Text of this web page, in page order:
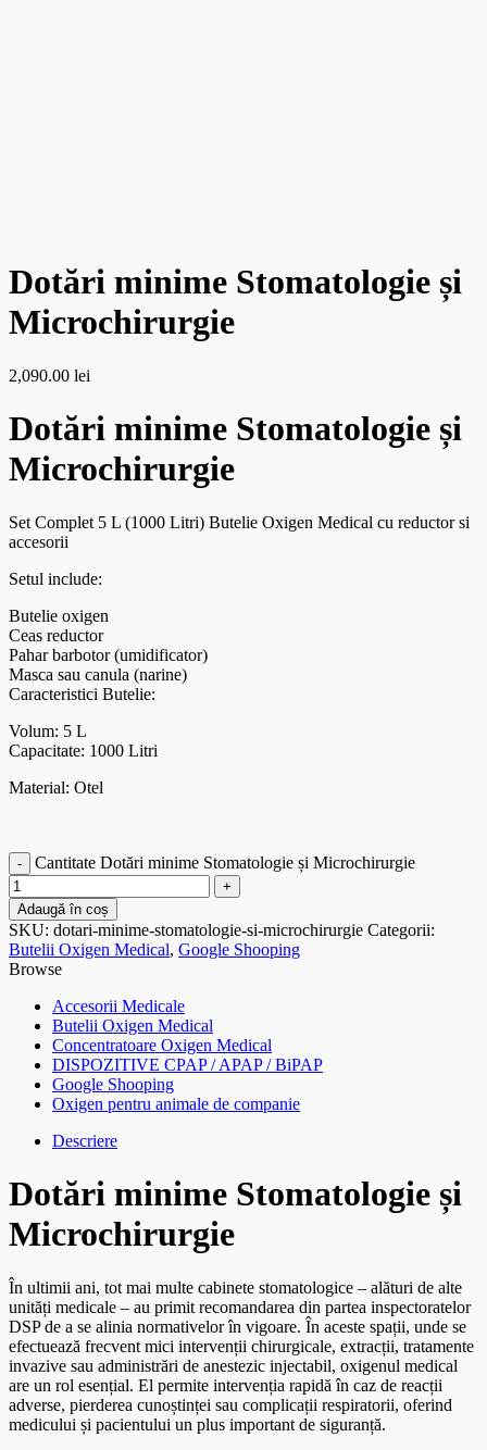
Dotări minime Stomatologie și
Microchirurgie
2,090.00 lei
Dotări minime Stomatologie și
Microchirurgie
Set Complet 5 L (1000 Litri) Butelie Oxigen Medical cu reductor si
accesorii
Setul include:
Butelie oxigen
Ceas reductor
Pahar barbotor (umidificator)
Masca sau canula (narine)
Caracteristici Butelie:
Volum: 5 L
Capacitate: 1000 Litri
Material: Otel
Cantitate Dotări minime Stomatologie și Microchirurgie
Adaugă în coș
SKU: dotari-minime-stomatologie-si-microchirurgie Categorii:
Butelii Oxigen Medical, Google Shooping
Browse
Accesorii Medicale
Butelii Oxigen Medical
Concentratoare Oxigen Medical
DISPOZITIVE CPAP / APAP / BiPAP
Google Shooping
Oxigen pentru animale de companie
Descriere
Dotări minime Stomatologie și
Microchirurgie
În ultimii ani, tot mai multe cabinete stomatologice – alături de alte
unități medicale – au primit recomandarea din partea inspectoratelor
DSP de a se alinia normativelor în vigoare. În aceste spații, unde se
efectuează frecvent mici intervenții chirurgicale, extracții, tratamente
invazive sau administrări de anestezic injectabil, oxigenul medical
are un rol esențial. El permite intervenția rapidă în caz de reacții
adverse, pierderea cunoștinței sau complicații respiratorii, oferind
medicului și pacientului un plus important de siguranță.